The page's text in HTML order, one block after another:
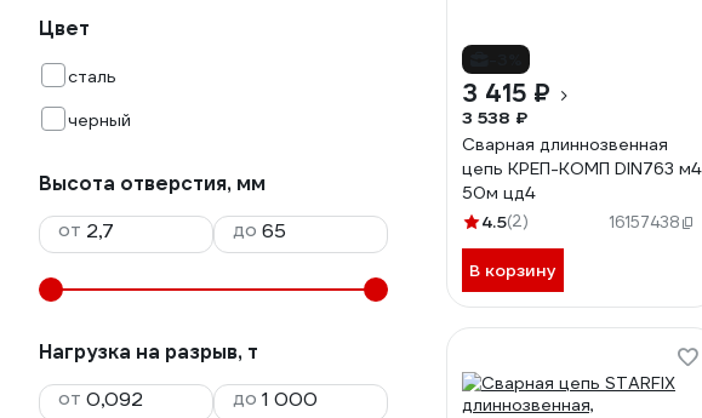
Цвет
сталь
черный
Высота отверстия, мм
от
до
Нагрузка на разрыв, т
от
до
3 415 ₽
3 538 ₽
Сварная длиннозвенная
цепь КРЕП-КОМП DIN763 м4
50м цд4
4.5(2) 16157438
В корзину